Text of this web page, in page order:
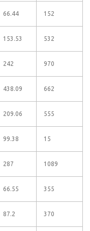
66.44 152
153.53 532
242 970
438.09 662
209.06 555
99.38 15
287 1089
66.55 355
87.2 370